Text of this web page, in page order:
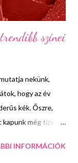
színei
nekünk,
hogy az év
kék. Őszre,
még tízet!
"fűtő" színek közé
INFORMÁCIÓK